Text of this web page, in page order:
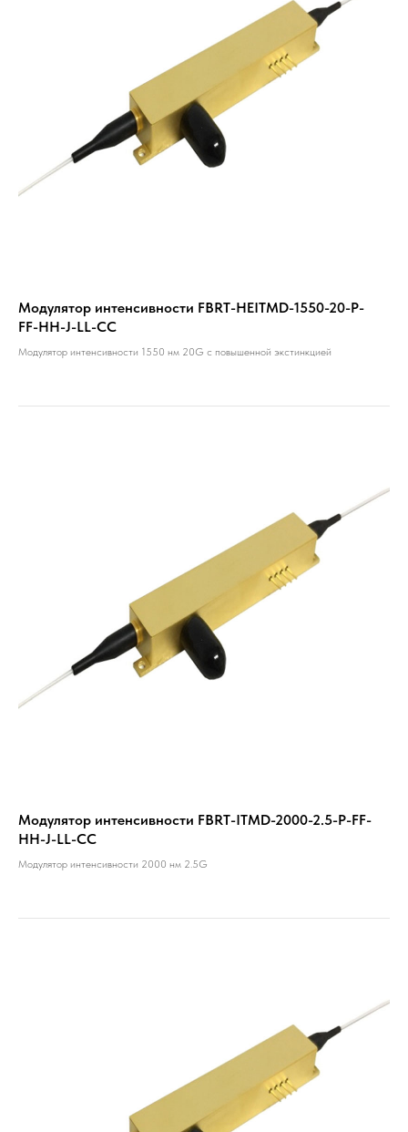
Модулятор интенсивности FBRT-HEITMD-1550-20-P-
FF-HH-J-LL-CC
Модулятор интенсивности 1550 нм 20G с повышенной экстинкцией
Модулятор интенсивности FBRT-ITMD-2000-2.5-P-FF-
HH-J-LL-CC
Модулятор интенсивности 2000 нм 2.5G